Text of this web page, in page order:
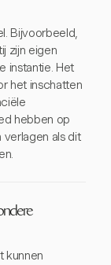
Bijvoorbeeld,
zijn eigen
instantie. Het
het inschatten
hebben op
als dit
kunnen